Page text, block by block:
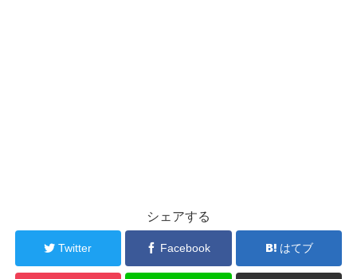
シェアする
Twitter Facebook はてブ